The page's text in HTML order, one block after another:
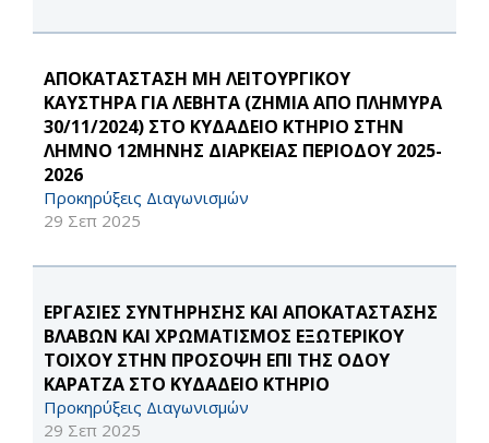
ΑΠΟΚΑΤΑΣΤΑΣΗ ΜΗ ΛΕΙΤΟΥΡΓΙΚΟΥ
ΚΑΥΣΤΗΡΑ ΓΙΑ ΛΕΒΗΤΑ (ΖΗΜΙΑ ΑΠΟ ΠΛΗΜΥΡΑ
30/11/2024) ΣΤΟ ΚΥΔΑΔΕΙΟ ΚΤΗΡΙΟ ΣΤΗΝ
ΛΗΜΝΟ 12ΜΗΝΗΣ ΔΙΑΡΚΕΙΑΣ ΠΕΡΙΟΔΟΥ 2025-
2026
Προκηρύξεις Διαγωνισμών
29 Σεπ 2025
ΕΡΓΑΣΙΕΣ ΣΥΝΤΗΡΗΣΗΣ ΚΑΙ ΑΠΟΚΑΤΑΣΤΑΣΗΣ
ΒΛΑΒΩΝ ΚΑΙ ΧΡΩΜΑΤΙΣΜΟΣ ΕΞΩΤΕΡΙΚΟΥ
ΤΟΙΧΟΥ ΣΤΗΝ ΠΡΟΣΟΨΗ ΕΠΙ ΤΗΣ ΟΔΟΥ
ΚΑΡΑΤΖΑ ΣΤΟ ΚΥΔΑΔΕΙΟ ΚΤΗΡΙΟ
Προκηρύξεις Διαγωνισμών
29 Σεπ 2025